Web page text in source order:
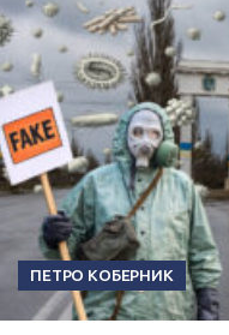
ПЕТРО КОБЕРНИК